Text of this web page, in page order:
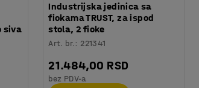
siva
Industrijska jedinica sa
fiokama TRUST, za ispod
stola, 2 fioke
Art. br.: 221341
21.484,00 RSD
bez PDV-a